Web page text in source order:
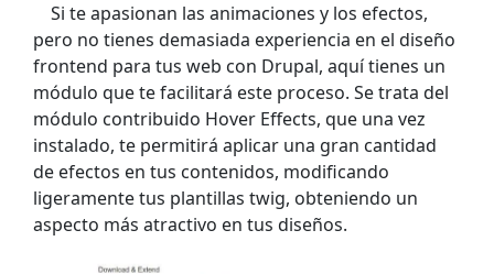
Si te apasionan las animaciones y los efectos,
pero no tienes demasiada experiencia en el diseño
frontend para tus web con Drupal, aquí tienes un
módulo que te facilitará este proceso. Se trata del
módulo contribuido Hover Effects, que una vez
instalado, te permitirá aplicar una gran cantidad
de efectos en tus contenidos, modificando
ligeramente tus plantillas twig, obteniendo un
aspecto más atractivo en tus diseños.